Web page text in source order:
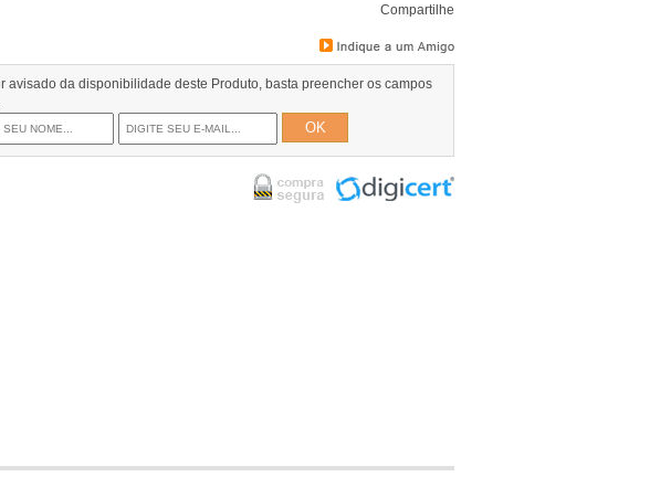
Compartilhe
avisado da disponibilidade deste Produto, basta preencher os campos